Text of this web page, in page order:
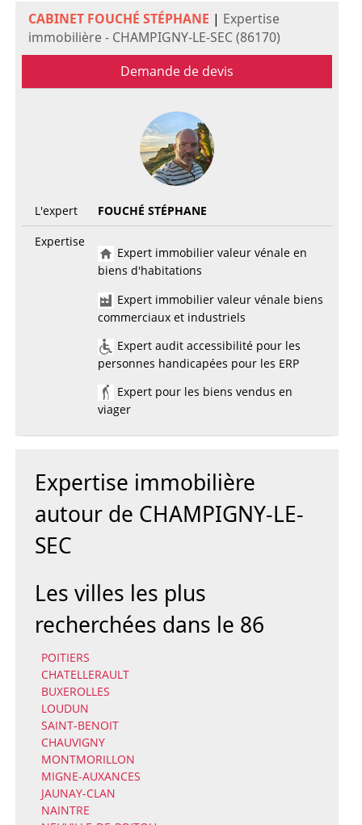
CABINET FOUCHÉ STÉPHANE | Expertise
immobilière - CHAMPIGNY-LE-SEC (86170)
Demande de devis
L'expert
FOUCHÉ STÉPHANE
Expertise
Expert immobilier valeur vénale en
biens d'habitations
Expert immobilier valeur vénale biens
commerciaux et industriels
Expert audit accessibilité pour les
personnes handicapées pour les ERP
Expert pour les biens vendus en
viager
Expertise immobilière
autour de CHAMPIGNY-LE-
SEC
Les villes les plus
recherchées dans le 86
POITIERS
CHATELLERAULT
BUXEROLLES
LOUDUN
SAINT-BENOIT
CHAUVIGNY
MONTMORILLON
MIGNE-AUXANCES
JAUNAY-CLAN
NAINTRE